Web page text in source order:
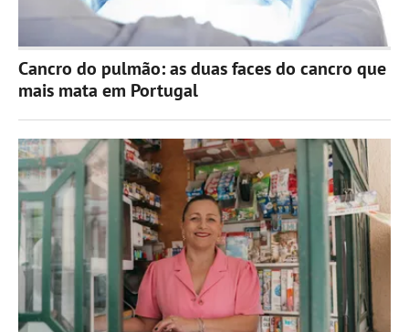
Cancro do pulmão: as duas faces do cancro que
mais mata em Portugal